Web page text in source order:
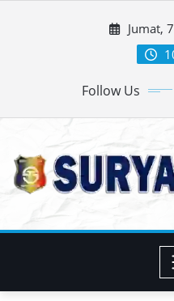
Jumat,
Follow Us